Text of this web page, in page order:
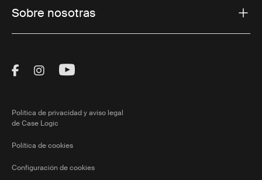
Sobre nosotras
Visit Thule on Facebook (external link)
Visit Thule on Instagram (external link)
Visit Thule on Youtube (external
Política de privacidad y aviso legal
de Case Logic
Política de cookies
Configuración de cookies